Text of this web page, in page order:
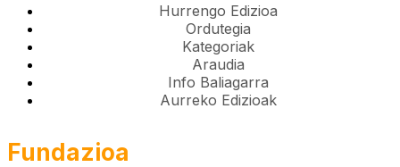
Hurrengo Edizioa
Ordutegia
Kategoriak
Araudia
Info Baliagarra
Aurreko Edizioak
Fundazioa